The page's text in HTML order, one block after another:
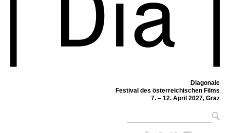
Diagonale
Festival des österreichischen Films
7. – 12. April 2027, Graz